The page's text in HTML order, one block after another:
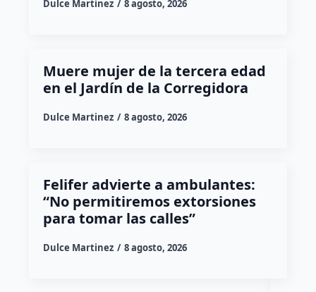
Dulce Martinez 8 agosto, 2026
Muere mujer de la tercera edad
en el Jardín de la Corregidora
Dulce Martinez 8 agosto, 2026
Felifer advierte a ambulantes:
“No permitiremos extorsiones
para tomar las calles”
Dulce Martinez 8 agosto, 2026